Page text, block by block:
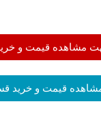
مشاهده قیمت و
قیمت و خرید